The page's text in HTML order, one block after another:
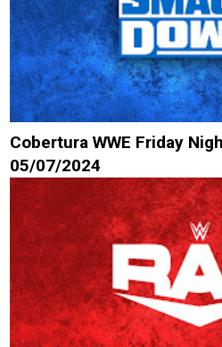
Cobertura WWE Friday
05/07/2024